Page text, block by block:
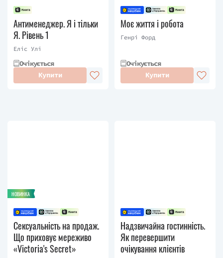
Антименеджер. Я і тільки
Я. Рівень 1
Еліс Улі
Очікується
Купити
Моє життя і робота
Генрі Форд
Очікується
Купити
НОВИНКА
Сексуальність на продаж.
Що приховує мереживо
«Victoria's Secret»
Надзвичайна гостинність.
Як перевершити
очікування клієнтів